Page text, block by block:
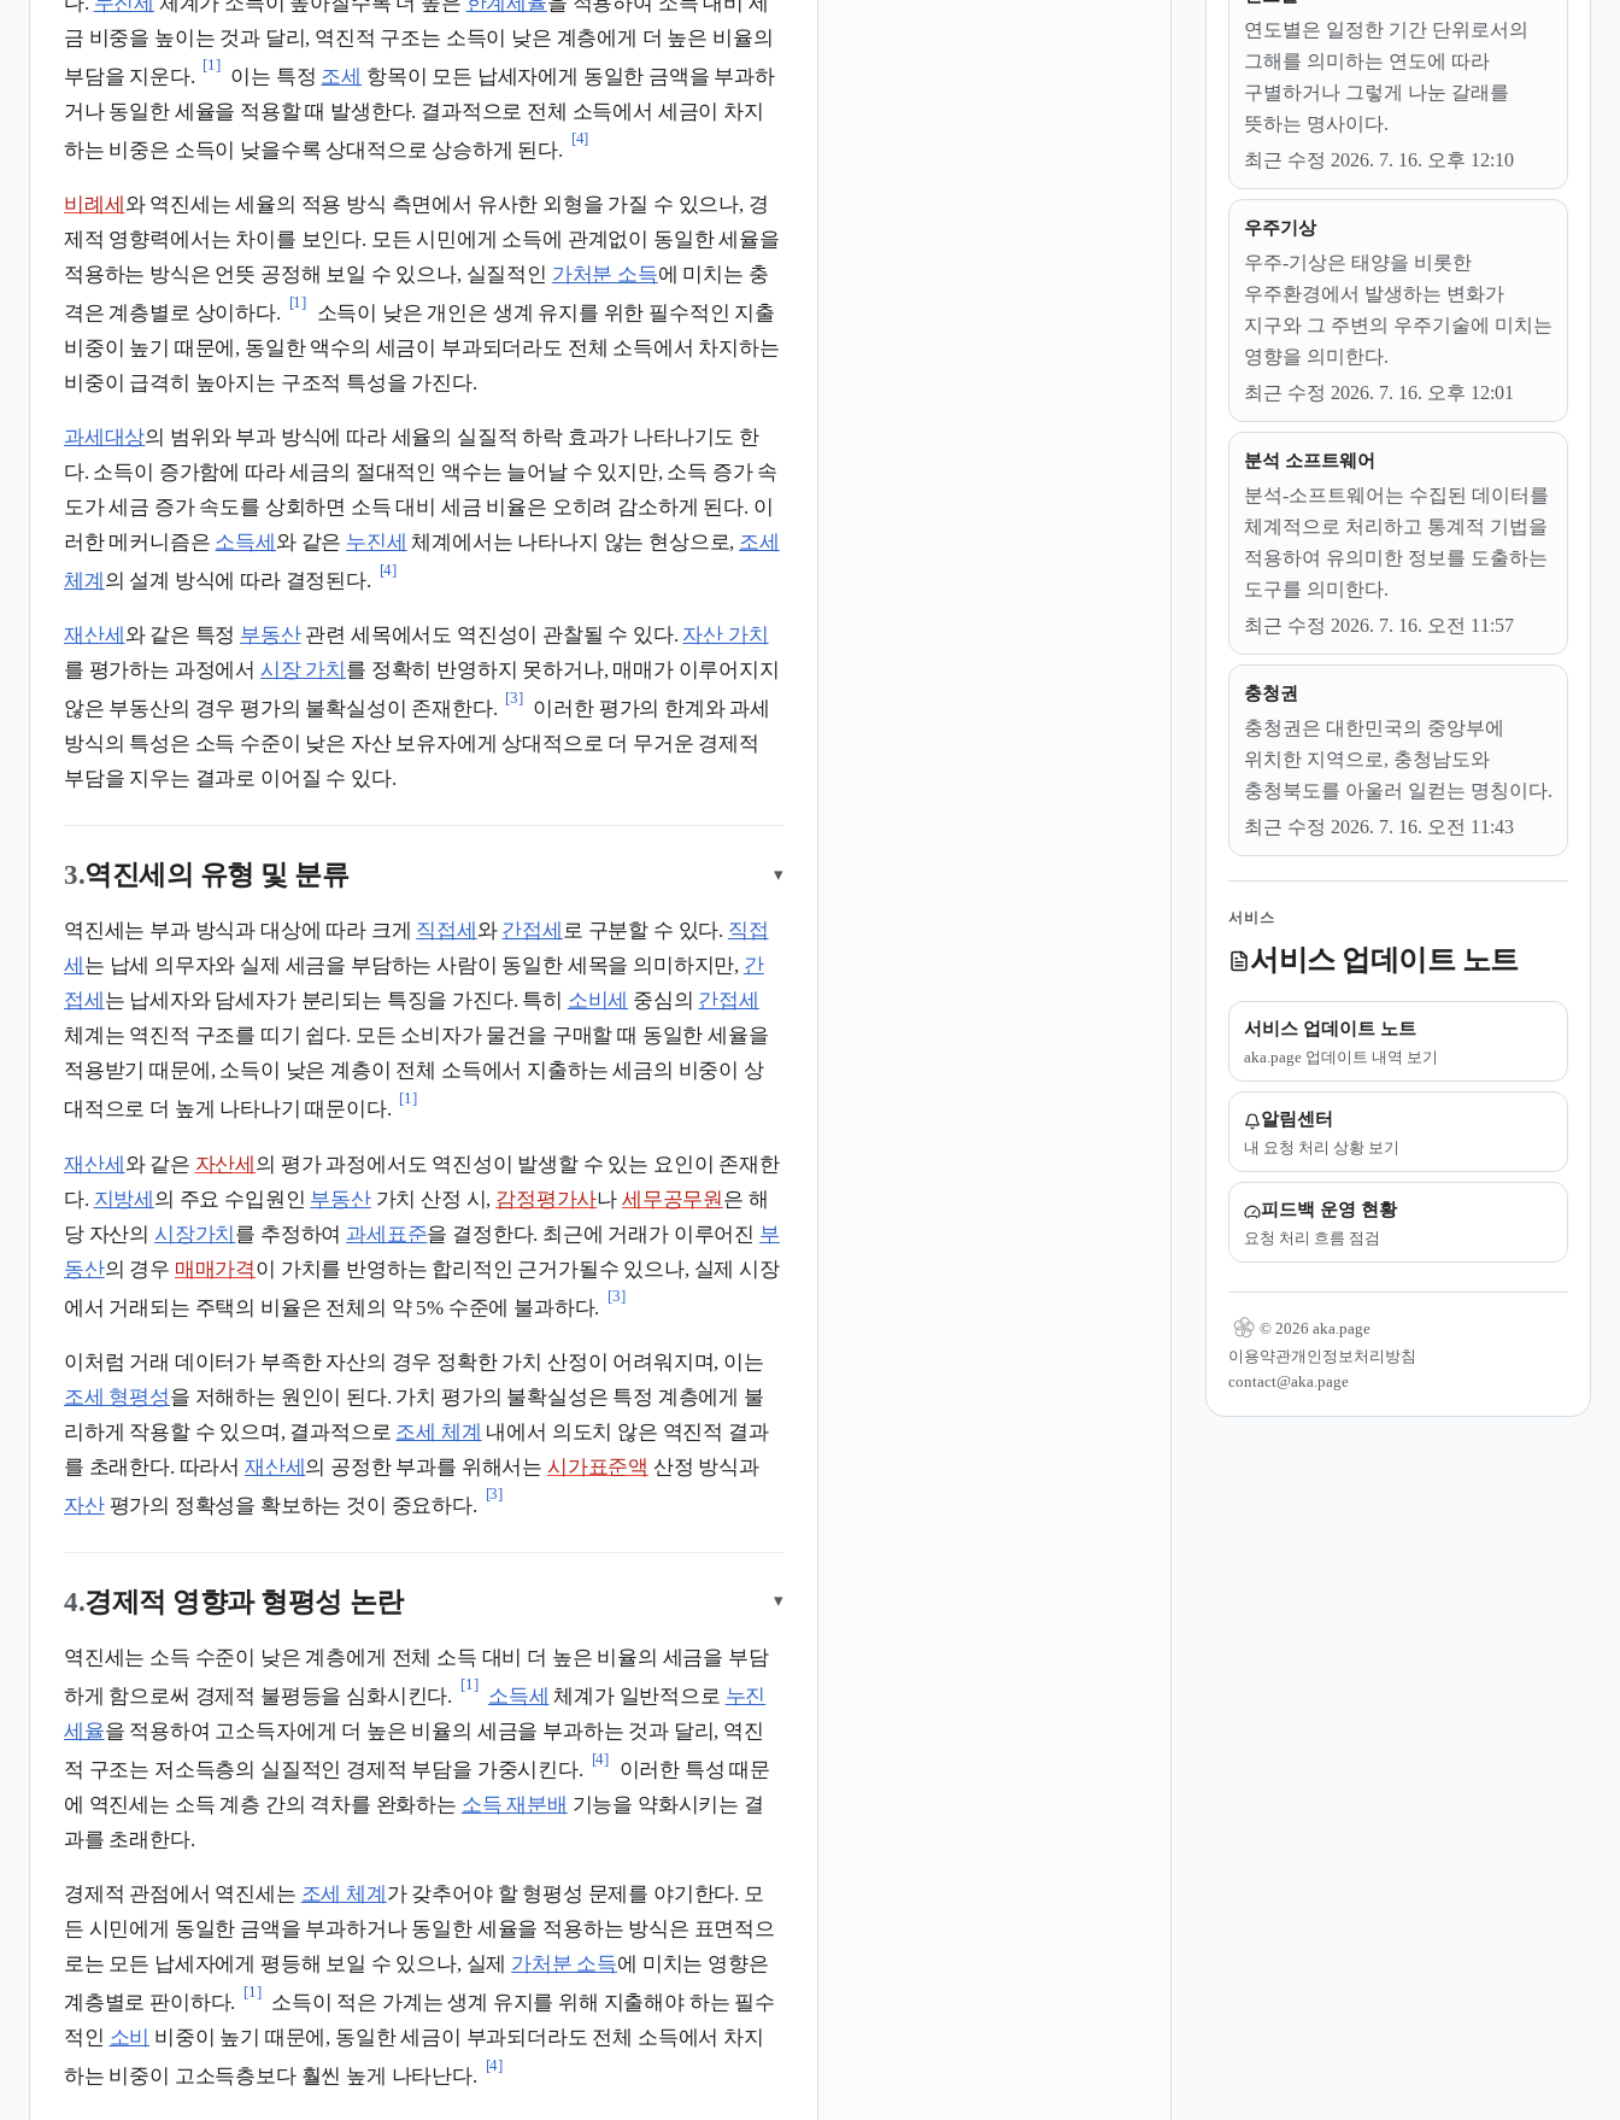
금 비중을 높이는 것과 달리, 역진적 구조는 소득이 낮은 계층에게 더 높은 비율의
부담을 지운다.
[1]
이는 특정 조세 항목이 모든 납세자에게 동일한 금액을 부과하
거나 동일한 세율을 적용할 때 발생한다. 결과적으로 전체 소득에서 세금이 차지
하는 비중은 소득이 낮을수록 상대적으로 상승하게 된다.
[4]
비례세 와 역진세는 세율의 적용 방식 측면에서 유사한 외형을 가질 수 있으나, 경
제적 영향력에서는 차이를 보인다. 모든 시민에게 소득에 관계없이 동일한 세율을
적용하는 방식은 언뜻 공정해 보일 수 있으나, 실질적인 가처분 소득에 미치는 충
격은 계층별로 상이하다.
[1]
소득이 낮은 개인은 생계 유지를 위한 필수적인 지출
비중이 높기 때문에, 동일한 액수의 세금이 부과되더라도 전체 소득에서 차지하는
비중이 급격히 높아지는 구조적 특성을 가진다.
과세대상의 범위와 부과 방식에 따라 세율의 실질적 하락 효과가 나타나기도 한
다. 소득이 증가함에 따라 세금의 절대적인 액수는 늘어날 수 있지만, 소득 증가 속
도가 세금 증가 속도를 상회하면 소득 대비 세금 비율은 오히려 감소하게 된다. 이
러한 메커니즘은 소득세 와 같은 누진세 체계에서는 나타나지 않는 현상으로, 조세
체계 의 설계 방식에 따라 결정된다.
[4]
재산세 와 같은 특정 부동산관련 세목에서도 역진성이 관찰될 수 있다. 자산 가치
를 평가하는 과정에서 시장 가치 를 정확히 반영하지 못하거나, 매매가 이루어지지
않은 부동산의 경우 평가의 불확실성이 존재한다.
[3]
이러한 평가의 한계와 과세
방식의 특성은 소득 수준이 낮은 자산 보유자에게 상대적으로 더 무거운 경제적
부담을 지우는 결과로 이어질 수 있다.
3.역진세의 유형 및 분류 ▾
역진세는 부과 방식과 대상에 따라 크게 직접세 와 간접세 로 구분할 수 있다. 직접
세 는 납세 의무자와 실제 세금을 부담하는 사람이 동일한 세목을 의미하지만, 간
접세 는 납세자와 담세자가 분리되는 특징을 가진다. 특히 소비세 중심의 간접세
체계는 역진적 구조를 띠기 쉽다. 모든 소비자가 물건을 구매할 때 동일한 세율을
적용받기 때문에, 소득이 낮은 계층이 전체 소득에서 지출하는 세금의 비중이 상
대적으로 더 높게 나타나기 때문이다.
[1]
재산세 와 같은 자산세 의 평가 과정에서도 역진성이 발생할 수 있는 요인이 존재한
다. 지방세 의 주요 수입원인 부동산가치 산정 시, 감정평가사나 세무공무원 은 해
당 자산의 시장가치 를 추정하여 과세표준을 결정한다. 최근에 거래가 이루어진 부
동산의 경우 매매가격이 가치를 반영하는 합리적인 근거가될수 있으나, 실제 시장
에서 거래되는 주택의 비율은 전체의 약 5% 수준에 불과하다.
[3]
이처럼 거래 데이터가 부족한 자산의 경우 정확한 가치 산정이 어려워지며, 이는
조세 형평성을 저해하는 원인이 된다. 가치 평가의 불확실성은 특정 계층에게 불
리하게 작용할 수 있으며, 결과적으로 조세 체계 내에서 의도치 않은 역진적 결과
를 초래한다. 따라서 재산세의 공정한 부과를 위해서는 시가표준액 산정 방식과
자산평가의 정확성을 확보하는 것이 중요하다.
[3]
4.경제적 영향과 형평성 논란 ▾
역진세는 소득 수준이 낮은 계층에게 전체 소득 대비 더 높은 비율의 세금을 부담
하게 함으로써 경제적 불평등을 심화시킨다.
[1]
소득세 체계가 일반적으로 누진
세율을 적용하여 고소득자에게 더 높은 비율의 세금을 부과하는 것과 달리, 역진
적 구조는 저소득층의 실질적인 경제적 부담을 가중시킨다.
[4]
이러한 특성 때문
에 역진세는 소득 계층 간의 격차를 완화하는 소득 재분배 기능을 약화시키는 결
과를 초래한다.
경제적 관점에서 역진세는 조세 체계 가 갖추어야 할 형평성 문제를 야기한다. 모
든 시민에게 동일한 금액을 부과하거나 동일한 세율을 적용하는 방식은 표면적으
로는 모든 납세자에게 평등해 보일 수 있으나, 실제 가처분 소득에 미치는 영향은
계층별로 판이하다.
[1]
소득이 적은 가계는 생계 유지를 위해 지출해야 하는 필수
적인 소비
비중이 높기 때문에, 동일한 세금이 부과되더라도 전체 소득에서 차지
하는 비중이 고소득층보다 훨씬 높게 나타난다.
[4]
연도별은 일정한 기간 단위로서의
그해를 의미하는 연도에 따라
구별하거나 그렇게 나눈 갈래를
뜻하는 명사이다.
최근 수정 2026. 7. 16. 오후 12:10
우주기상
우주-기상은 태양을 비롯한
우주환경에서 발생하는 변화가
지구와 그 주변의 우주기술에 미치는
영향을 의미한다.
최근 수정 2026. 7. 16. 오후 12:01
분석 소프트웨어
분석-소프트웨어는 수집된 데이터를
체계적으로 처리하고 통계적 기법을
적용하여 유의미한 정보를 도출하는
도구를 의미한다.
최근 수정 2026. 7. 16. 오전 11:57
충청권
충청권은 대한민국의 중앙부에
위치한 지역으로, 충청남도와
충청북도를 아울러 일컫는 명칭이다.
최근 수정 2026. 7. 16. 오전 11:43
서비스
서비스 업데이트 노트
서비스 업데이트 노트
aka.page 업데이트 내역 보기
알림센터
내 요청 처리 상황 보기
피드백 운영 현황
요청 처리 흐름 점검
© 2026 aka.page
이용약관개인정보처리방침
contact@aka.page